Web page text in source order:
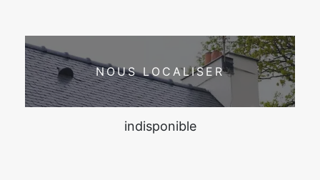
NOUS LOCALISER
indisponible